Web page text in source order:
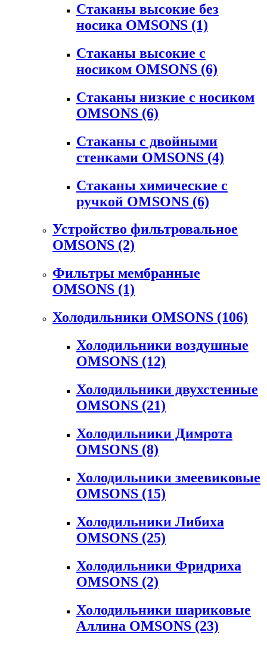
Стаканы высокие без
носика OMSONS (1)
Стаканы высокие с
носиком OMSONS (6)
Стаканы низкие с носиком
OMSONS (6)
Стаканы с двойными
стенками OMSONS (4)
Стаканы химические с
ручкой OMSONS (6)
Устройство фильтровальное
OMSONS (2)
Фильтры мембранные
OMSONS (1)
Холодильники OMSONS (106)
Холодильники воздушные
OMSONS (12)
Холодильники двухстенные
OMSONS (21)
Холодильники Димрота
OMSONS (8)
Холодильники змеевиковые
OMSONS (15)
Холодильники Либиха
OMSONS (25)
Холодильники Фридриха
OMSONS (2)
Холодильники шариковые
Аллина OMSONS (23)